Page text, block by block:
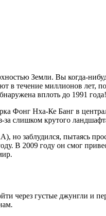
Земли. Вы когда-
течение миллионов лет,
вплоть до 1991 года!
Фонг Нха-Ке Банг в
слишком крутого
но заблудился, пытаясь
В 2009 году он смог
через густые джунгли и